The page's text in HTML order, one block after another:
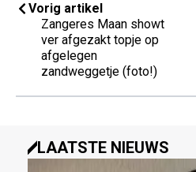
Vorig artikel
Zangeres Maan showt
ver afgezakt topje op
afgelegen
zandweggetje (foto!)
LAATSTE NIEUWS